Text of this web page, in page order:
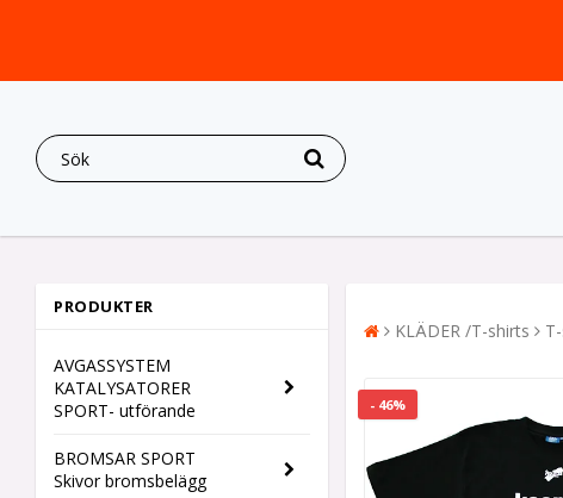
PRODUKTER
AVGASSYSTEM
KATALYSATORER
SPORT- utförande
BROMSAR SPORT
Skivor bromsbelägg
KLÄDER /T-shirts
- 46%